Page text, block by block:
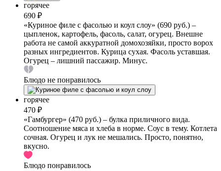
горячее
690 ₽
«Куриное филе с фасолью и коул слоу» (690 руб.) –
цыпленок, картофель, фасоль, салат, огурец. Внешне
работа не самой аккуратной домохозяйки, просто ворох
разных ингредиентов. Курица сухая. Фасоль уставшая.
Огурец – лишний пассажир. Минус.
Блюдо не понравилось
горячее
470 ₽
«Гамбургер» (470 руб.) – булка приличного вида.
Соотношение мяса и хлеба в норме. Соус в тему. Котлета
сочная. Огурец и лук не мешались. Просто, понятно,
вкусно.
Блюдо понравилось